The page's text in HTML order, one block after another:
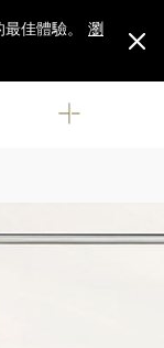
瀏
佳體驗。
瀏